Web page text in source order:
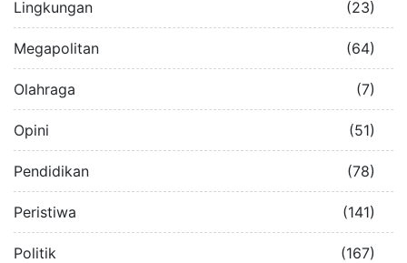
Lingkungan (23)
Megapolitan (64)
Olahraga (7)
Opini (51)
Pendidikan (78)
Peristiwa (141)
Politik (167)